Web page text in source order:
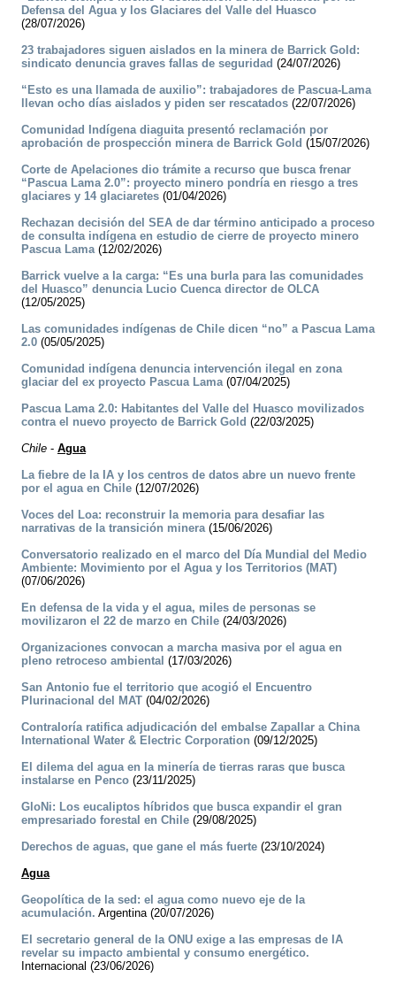
Defensa del Agua y los Glaciares del Valle del Huasco
(28/07/2026)
23 trabajadores siguen aislados en la minera de Barrick Gold:
sindicato denuncia graves fallas de seguridad (24/07/2026)
“Esto es una llamada de auxilio”: trabajadores de Pascua-Lama
llevan ocho días aislados y piden ser rescatados (22/07/2026)
Comunidad Indígena diaguita presentó reclamación por
aprobación de prospección minera de Barrick Gold (15/07/2026)
Corte de Apelaciones dio trámite a recurso que busca frenar
“Pascua Lama 2.0”: proyecto minero pondría en riesgo a tres
glaciares y 14 glaciaretes (01/04/2026)
Rechazan decisión del SEA de dar término anticipado a proceso
de consulta indígena en estudio de cierre de proyecto minero
Pascua Lama(12/02/2026)
Barrick vuelve a la carga: “Es una burla para las comunidades
del Huasco” denuncia Lucio Cuenca director de OLCA
(12/05/2025)
Las comunidades indígenas de Chile dicen “no” a Pascua Lama
2.0 (05/05/2025)
Comunidad indígena denuncia intervención ilegal en zona
glaciar del ex proyecto Pascua Lama(07/04/2025)
Pascua Lama 2.0: Habitantes del Valle del Huasco movilizados
contra el nuevo proyecto de Barrick Gold (22/03/2025)
Chile - Agua
La fiebre de la IA y los centros de datos abre un nuevo frente
por el agua en Chile (12/07/2026)
Voces del Loa: reconstruir la memoria para desafiar las
narrativas de la transición minera(15/06/2026)
Conversatorio realizado en el marco del Día Mundial del Medio
Ambiente: Movimiento por el Agua y los Territorios (MAT)
(07/06/2026)
En defensa de la vida y el agua, miles de personas se
movilizaron el 22 de marzo en Chile (24/03/2026)
Organizaciones convocan a marcha masiva por el agua en
pleno retroceso ambiental (17/03/2026)
San Antonio fue el territorio que acogió el Encuentro
Plurinacional del MAT (04/02/2026)
Contraloría ratifica adjudicación del embalse Zapallar a China
International Water & Electric Corporation (09/12/2025)
El dilema del agua en la minería de tierras raras que busca
instalarse en Penco (23/11/2025)
GloNi: Los eucaliptos híbridos que busca expandir el gran
empresariado forestal en Chile (29/08/2025)
Derechos de aguas, que gane el más fuerte (23/10/2024)
Agua
Geopolítica de la sed: el agua como nuevo eje de la
acumulación. Argentina (20/07/2026)
El secretario general de la ONU exige a las empresas de IA
revelar su impacto ambiental y consumo energético.
Internacional (23/06/2026)